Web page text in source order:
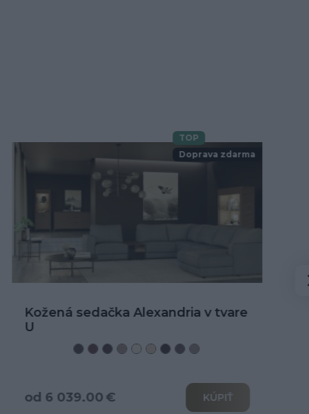
TOP
Novinka
Kožená rohová sedačka Alexandria
od 3 466.00 € KÚPIŤ